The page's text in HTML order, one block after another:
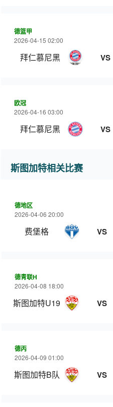
德篮甲
2026-04-15 02:00
拜仁慕尼黑 VS
欧冠
2026-04-16 03:00
拜仁慕尼黑 VS
斯图加特相关比赛
德地区
2026-04-06 20:00
费堡格 VS
德青联H
2026-04-08 18:00
斯图加特U19 VS
德丙
2026-04-09 01:00
斯图加特B队 VS